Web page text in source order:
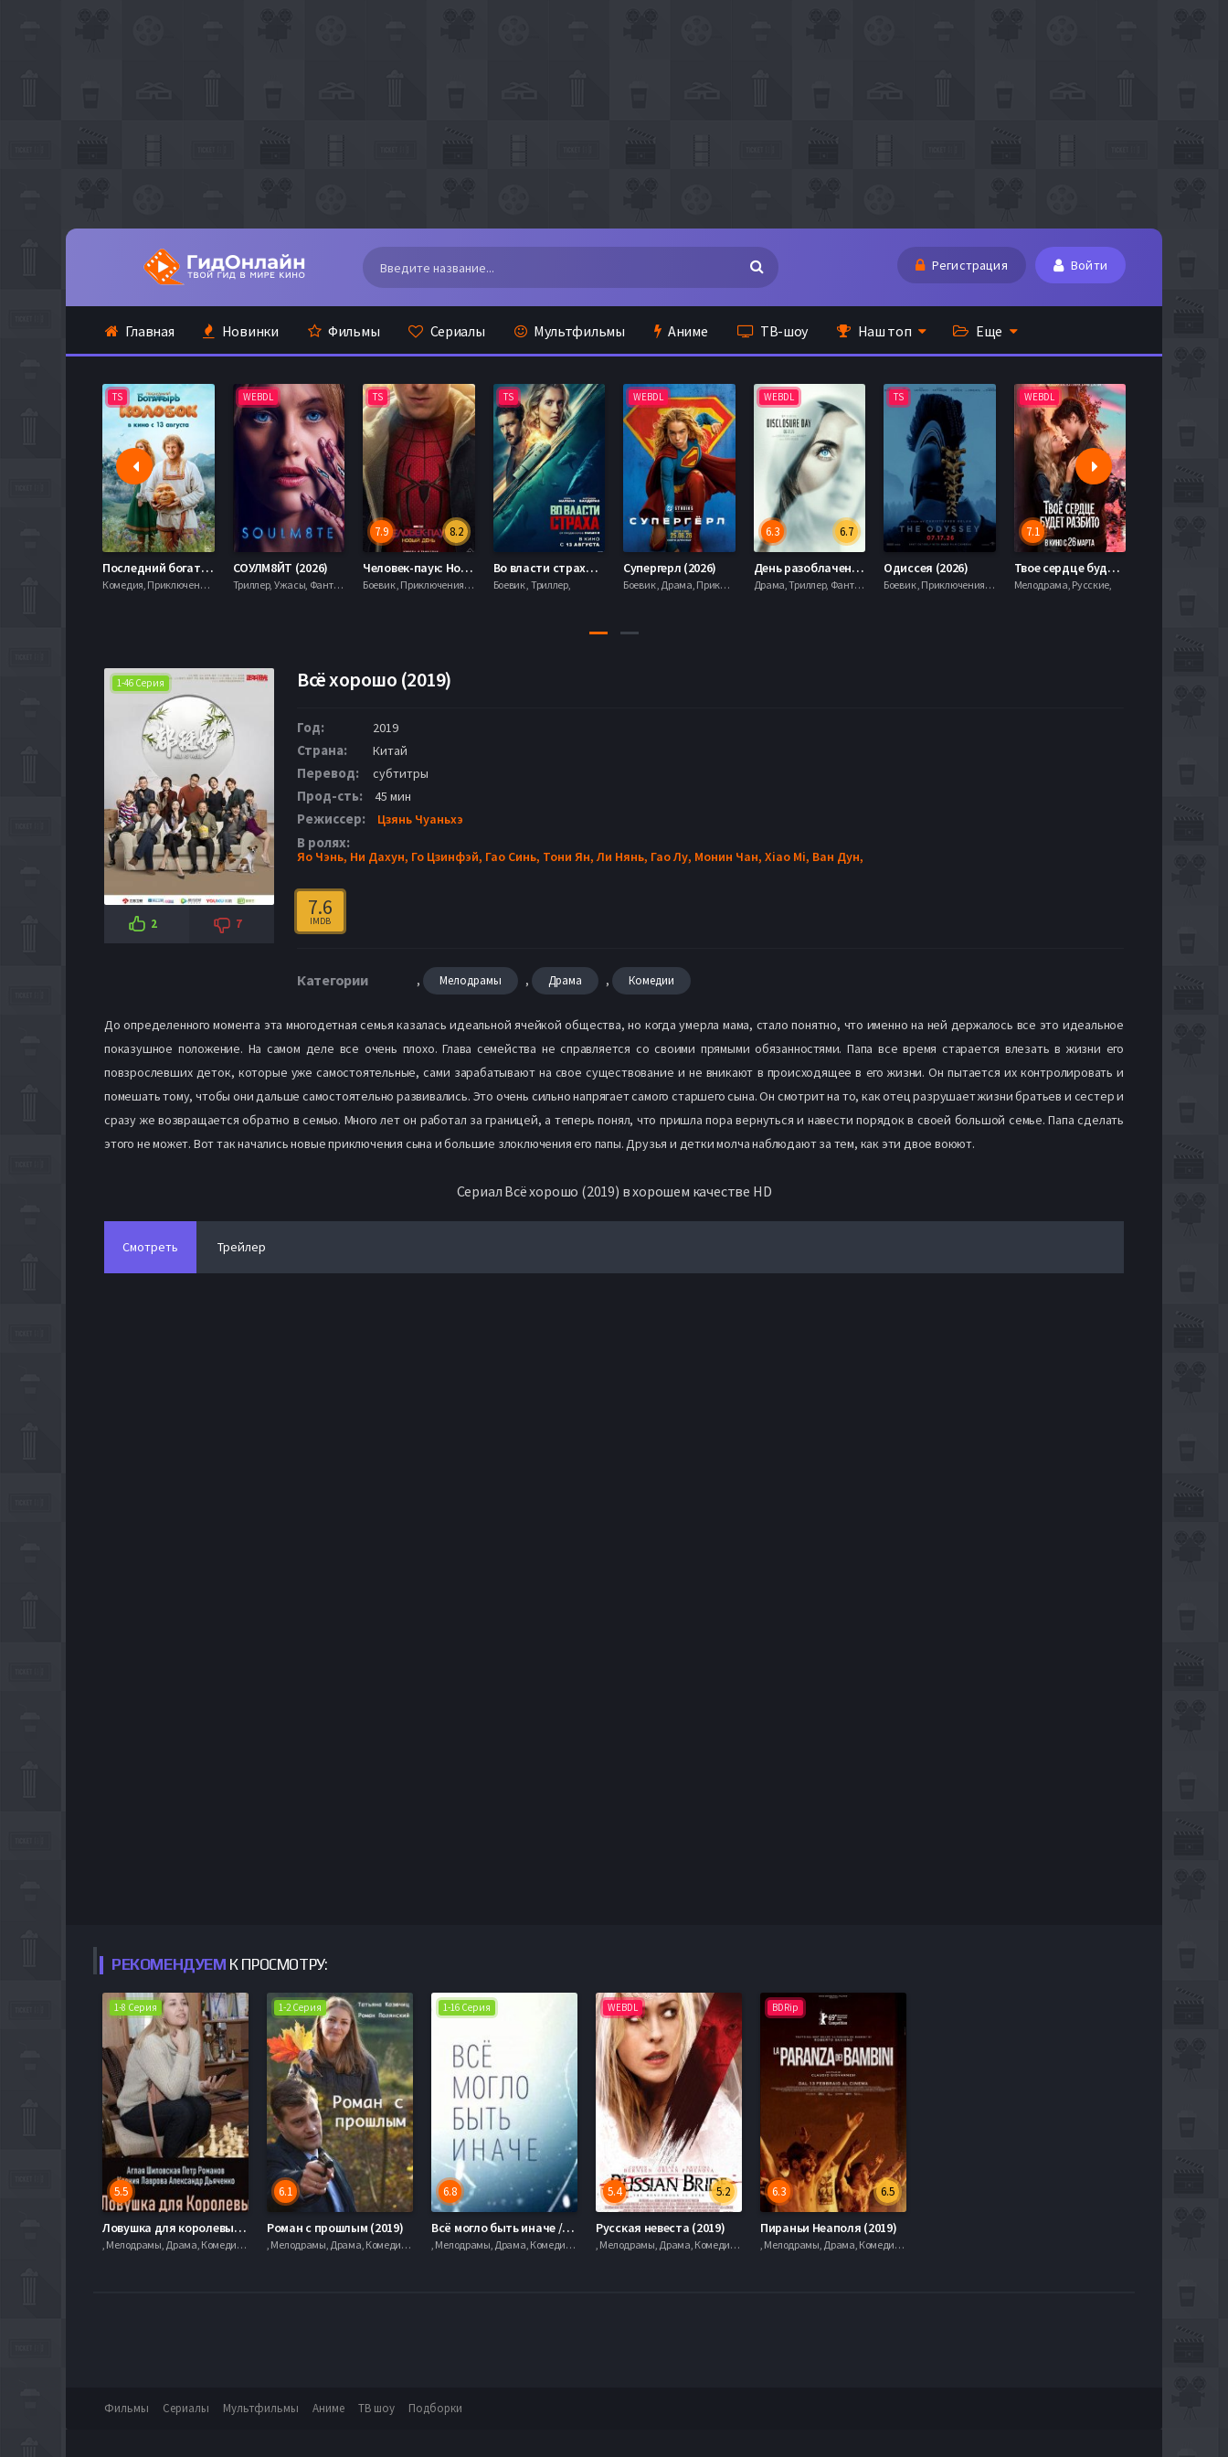
Регистрация Войти
Главная Новинки Фильмы Сериалы Мультфильмы Аниме ТВ-шоу Наш топ Еще
TS
Последний богатырь. Колобок (2026)
Комедия, Приключения, Фэнтези,
WEBDL
СОУЛМ8ЙТ (2026)
Триллер, Ужасы, Фантастика,
TS
8.2
7.9
Человек-паук: Новый день (2026)
Боевик , Приключения, Фантастика, Фэнтези,
TS
Во власти страха (2026)
Боевик , Триллер,
WEBDL
Супергерл (2026)
Боевик , Драма, Приключения, Фантастика,
WEBDL
6.7
6.3
День разоблачения (2026)
Драма, Триллер, Фантастика,
TS
Одиссея (2026)
Боевик , Приключения, Фэнтези,
WEBDL
7.1
Твое сердце будет разбито (2026)
Мелодрама, Русские,
1-46 Серия
2 7
Всё хорошо (2019)
Год: 2019
Страна: Китай
Перевод: субтитры
Прод-сть: 45 мин
Режиссер: Цзянь Чуаньхэ
В ролях:
Яо Чэнь, Ни Дахун, Го Цзинфэй, Гао Синь, Тони Ян,Ли Нянь, Гао Лу, Монин Чан, Xiao Mi, Ван Дун,
7.6
IMDB
Категории , Мелодрамы , Драма , Комедии
До определенного момента эта многодетная семья казалась идеальной ячейкой общества, но когда умерла мама, стало понятно, что именно на ней держалось все это идеальное
показушное положение. На самом деле все очень плохо. Глава семейства не справляется со своими прямыми обязанностями. Папа все время старается влезать в жизни его
повзрослевших деток, которые уже самостоятельные, сами зарабатывают на свое существование и не вникают в происходящее в его жизни. Он пытается их контролировать и
помешать тому, чтобы они дальше самостоятельно развивались. Это очень сильно напрягает самого старшего сына. Он смотрит на то, как отец разрушает жизни братьев и сестер и
сразу же возвращается обратно в семью. Много лет он работал за границей, а теперь понял, что пришла пора вернуться и навести порядок в своей большой семье. Папа сделать
этого не может. Вот так начались новые приключения сына и большие злоключения его папы. Друзья и детки молча наблюдают за тем, как эти двое воюют.
Сериал Всё хорошо (2019) в хорошем качестве HD
Смотреть Трейлер
РЕКОМЕНДУЕМ К ПРОСМОТРУ:
1-8 Серия
5.5
Ловушка для королевы (2019)
, Мелодрамы, Драма, Комедии, serial.mob
1-2 Серия
6.1
Роман с прошлым (2019)
, Мелодрамы, Драма, Комедии, serial.mob
1-16 Серия
6.8
Всё могло быть иначе / Все могло быть иначе (2019)
, Мелодрамы, Драма, Комедии, serial.mob
WEBDL
5.2
5.4
Русская невеста (2019)
, Мелодрамы, Драма, Комедии, serial.mob
BDRip
6.5
6.3
Пираньи Неаполя (2019)
, Мелодрамы, Драма, Комедии, serial.mob
Фильмы Сериалы Мультфильмы Аниме ТВ шоу Подборки